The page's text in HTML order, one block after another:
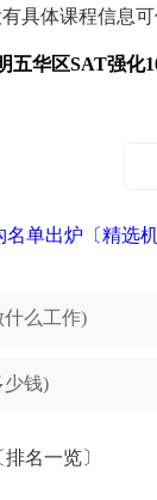
具体课程信息
五华区SAT强化
单出炉〔精选机
么工作)
少钱)
名一览〕